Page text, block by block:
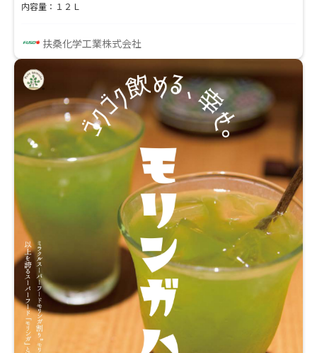
す。 主な特長としては、１．低温条件下においても高
い消泡性能を発揮します。２．熱に対して安定性が高
く、長時間にわたって消泡効果を維持します。３．液
体状のため、他の成分と均一に混ぜやすく、使用時の
作業性に優れています。 「アワカットKL」は、食品
製造業界での泡の問題を解決し、製品品質と生産性の
向上に寄与します。ぜひ一度、貴社のプロセスに取り
入れて、その効果をお確かめください。
内容量：１２Ｌ
扶桑化学工業株式会社